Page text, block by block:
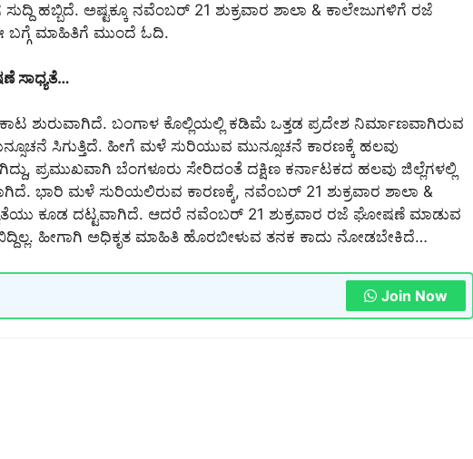
ಹಬ್ಬಿದೆ. ಅಷ್ಟಕ್ಕೂ ನವೆಂಬರ್ 21 ಶುಕ್ರವಾರ ಶಾಲಾ & ಕಾಲೇಜುಗಳಿಗೆ ರಜೆ
ಬಗ್ಗೆ ಮಾಹಿತಿಗೆ ಮುಂದೆ ಓದಿ.
ಸಾಧ್ಯತೆ…
ಶುರುವಾಗಿದೆ. ಬಂಗಾಳ ಕೊಲ್ಲಿಯಲ್ಲಿ ಕಡಿಮೆ ಒತ್ತಡ ಪ್ರದೇಶ ನಿರ್ಮಾಣವಾಗಿರುವ
ಸಿಗುತ್ತಿದೆ. ಹೀಗೆ ಮಳೆ ಸುರಿಯುವ ಮುನ್ಸೂಚನೆ ಕಾರಣಕ್ಕೆ ಹಲವು
ಪ್ರಮುಖವಾಗಿ ಬೆಂಗಳೂರು ಸೇರಿದಂತೆ ದಕ್ಷಿಣ ಕರ್ನಾಟಕದ ಹಲವು ಜಿಲ್ಲೆಗಳಲ್ಲಿ
ಭಾರಿ ಮಳೆ ಸುರಿಯಲಿರುವ ಕಾರಣಕ್ಕೆ, ನವೆಂಬರ್ 21 ಶುಕ್ರವಾರ ಶಾಲಾ &
ಕೂಡ ದಟ್ಟವಾಗಿದೆ. ಆದರೆ ನವೆಂಬರ್ 21 ಶುಕ್ರವಾರ ರಜೆ ಘೋಷಣೆ ಮಾಡುವ
ಹೀಗಾಗಿ ಅಧಿಕೃತ ಮಾಹಿತಿ ಹೊರಬೀಳುವ ತನಕ ಕಾದು ನೋಡಬೇಕಿದೆ…
Join Now